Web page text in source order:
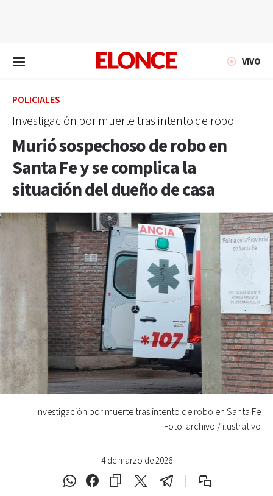
VIVO
POLICIALES
Investigación por muerte tras intento de robo
Murió sospechoso de robo en
Santa Fe y se complica la
situación del dueño de casa
4 de marzo de 2026
Investigación por muerte tras intento de robo en Santa Fe
Foto: archivo / ilustrativo